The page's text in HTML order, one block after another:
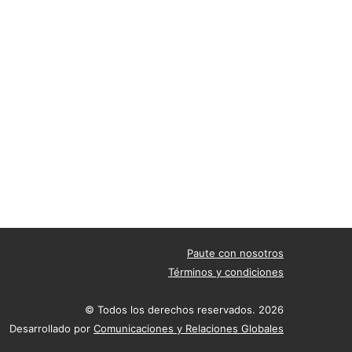
Paute con nosotros
Términos y condiciones
© Todos los derechos reservados. 2026
Desarrollado por Comunicaciones y Relaciones Globales